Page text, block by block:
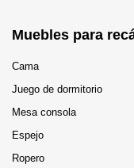
Muebles para
Cama
Juego de dormitorio
Mesa consola
Espejo
Ropero